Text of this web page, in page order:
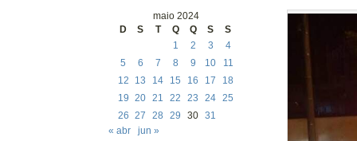
maio 2024
D
S T Q Q S
S
1
2 3
4
5
6 7 8 9 10
11
12
13 14 15 16 17
18
19 20 21 22 23 24 25
26 27 28 29 30 31
« abr
jun »